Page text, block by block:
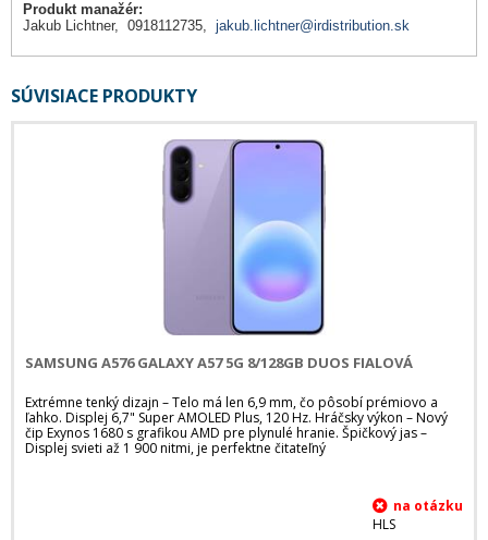
Produkt manažér:
Jakub Lichtner, 0918112735, jakub.lichtner@irdistribution.sk
SÚVISIACE PRODUKTY
SAMSUNG A576 GALAXY A57 5G 8/128GB DUOS FIALOVÁ
Extrémne tenký dizajn – Telo má len 6,9 mm, čo pôsobí prémiovo a
ľahko. Displej 6,7" Super AMOLED Plus, 120 Hz. Hráčsky výkon – Nový
čip Exynos 1680 s grafikou AMD pre plynulé hranie. Špičkový jas –
Displej svieti až 1 900 nitmi, je perfektne čitateľný
HLS